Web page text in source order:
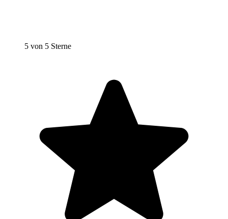
5 von 5 Sterne